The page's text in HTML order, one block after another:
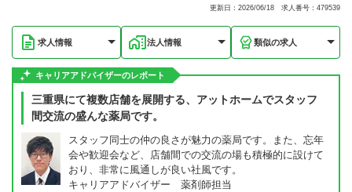
更新日：2026/06/18 求人番号：479539
求人情報 法人情報 類似の求人
キャリアアドバイザーのレポート
三重県にて複数店舗を展開する、アットホームでスタッフ
間交流の盛んな薬局です。
スタッフ同士の仲の良さが魅力の薬局です。また、忘年
会や歓迎会など、店舗間での交流の場も積極的に設けて
おり、非常に風通しが良い社風です。
キャリアアドバイザー 薬剤師担当